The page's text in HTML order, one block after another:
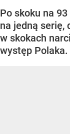
Po skoku na
na jedną serię,
w skokach
występ Polaka.